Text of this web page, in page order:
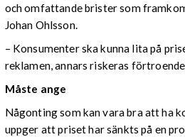
och omfattande brister som
Johan Ohlsson.
– Konsumenter ska kunna lita på
reklamen, annars riskeras
Måste ange
Någonting som kan vara bra att ha
uppger att priset har sänkts på en